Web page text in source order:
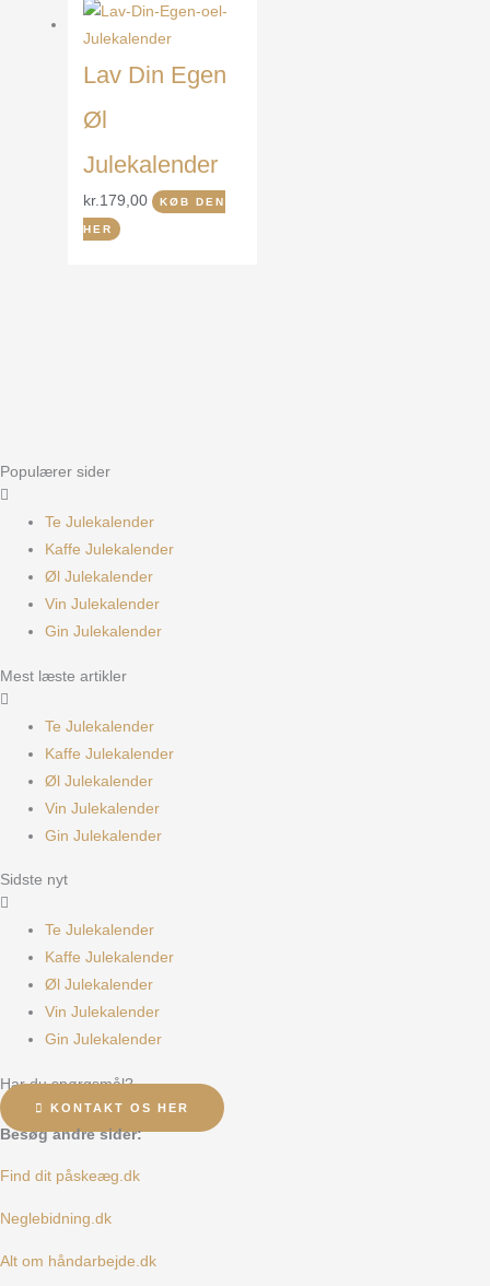
Lav Din Egen
Øl
Julekalender
kr.179,00 KØB DEN
HER
Populærer sider
Te Julekalender
Kaffe Julekalender
Øl Julekalender
Vin Julekalender
Gin Julekalender
Mest læste artikler
Te Julekalender
Kaffe Julekalender
Øl Julekalender
Vin Julekalender
Gin Julekalender
Sidste nyt
Te Julekalender
Kaffe Julekalender
Øl Julekalender
Vin Julekalender
Gin Julekalender
Har du spørgsmål?
KONTAKT OS HER
Besøg andre sider:
Find dit påskeæg.dk
Neglebidning.dk
Alt om håndarbejde.dk